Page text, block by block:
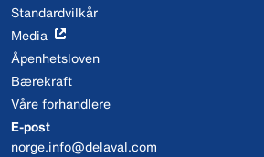
Standardvilkår
Media
Åpenhetsloven
Bærekraft
Våre forhandlere
E-post
norge.info@delaval.com